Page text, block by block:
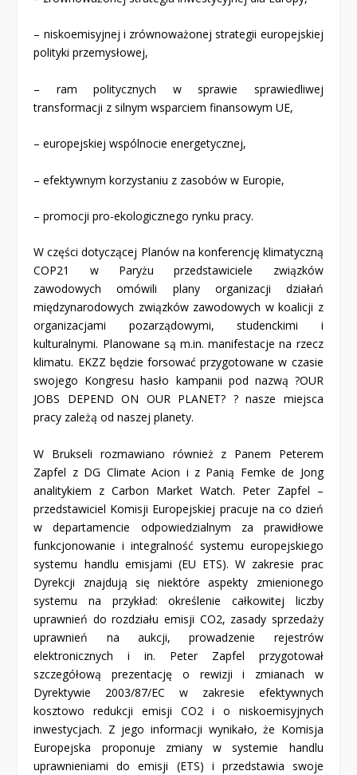
– niskoemisyjnej i zrównoważonej strategii europejskiej
polityki przemysłowej,
– ram politycznych w sprawie sprawiedliwej
transformacji z silnym wsparciem finansowym UE,
– europejskiej wspólnocie energetycznej,
– efektywnym korzystaniu z zasobów w Europie,
– promocji pro-ekologicznego rynku pracy.
W części dotyczącej Planów na konferencję klimatyczną
COP21 w Paryżu przedstawiciele związków
zawodowych omówili plany organizacji działań
międzynarodowych związków zawodowych w koalicji z
organizacjami pozarządowymi, studenckimi i
kulturalnymi. Planowane są m.in. manifestacje na rzecz
klimatu. EKZZ będzie forsować przygotowane w czasie
swojego Kongresu hasło kampanii pod nazwą ?OUR
JOBS DEPEND ON OUR PLANET? ? nasze miejsca
pracy zależą od naszej planety.
W Brukseli rozmawiano również z Panem Peterem
Zapfel z DG Climate Acion i z Panią Femke de Jong
analitykiem z Carbon Market Watch. Peter Zapfel –
przedstawiciel Komisji Europejskiej pracuje na co dzień
w departamencie odpowiedzialnym za prawidłowe
funkcjonowanie i integralność systemu europejskiego
systemu handlu emisjami (EU ETS). W zakresie prac
Dyrekcji znajdują się niektóre aspekty zmienionego
systemu na przykład: określenie całkowitej liczby
uprawnień do rozdziału emisji CO2, zasady sprzedaży
uprawnień na aukcji, prowadzenie rejestrów
elektronicznych i in. Peter Zapfel przygotował
szczegółową prezentację o rewizji i zmianach w
Dyrektywie 2003/87/EC w zakresie efektywnych
kosztowo redukcji emisji CO2 i o niskoemisyjnych
inwestycjach. Z jego informacji wynikało, że Komisja
Europejska proponuje zmiany w systemie handlu
uprawnieniami do emisji (ETS) i przedstawia swoje